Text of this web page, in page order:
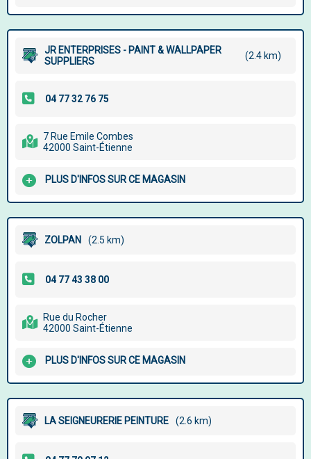
JR ENTERPRISES - PAINT & WALLPAPER
SUPPLIERS
(2.4 km)
7 Rue Emile Combes
42000 Saint-Étienne
PLUS D'INFOS SUR CE MAGASIN
ZOLPAN (2.5 km)
Rue du Rocher
42000 Saint-Étienne
PLUS D'INFOS SUR CE MAGASIN
LA SEIGNEURERIE PEINTURE (2.6 km)